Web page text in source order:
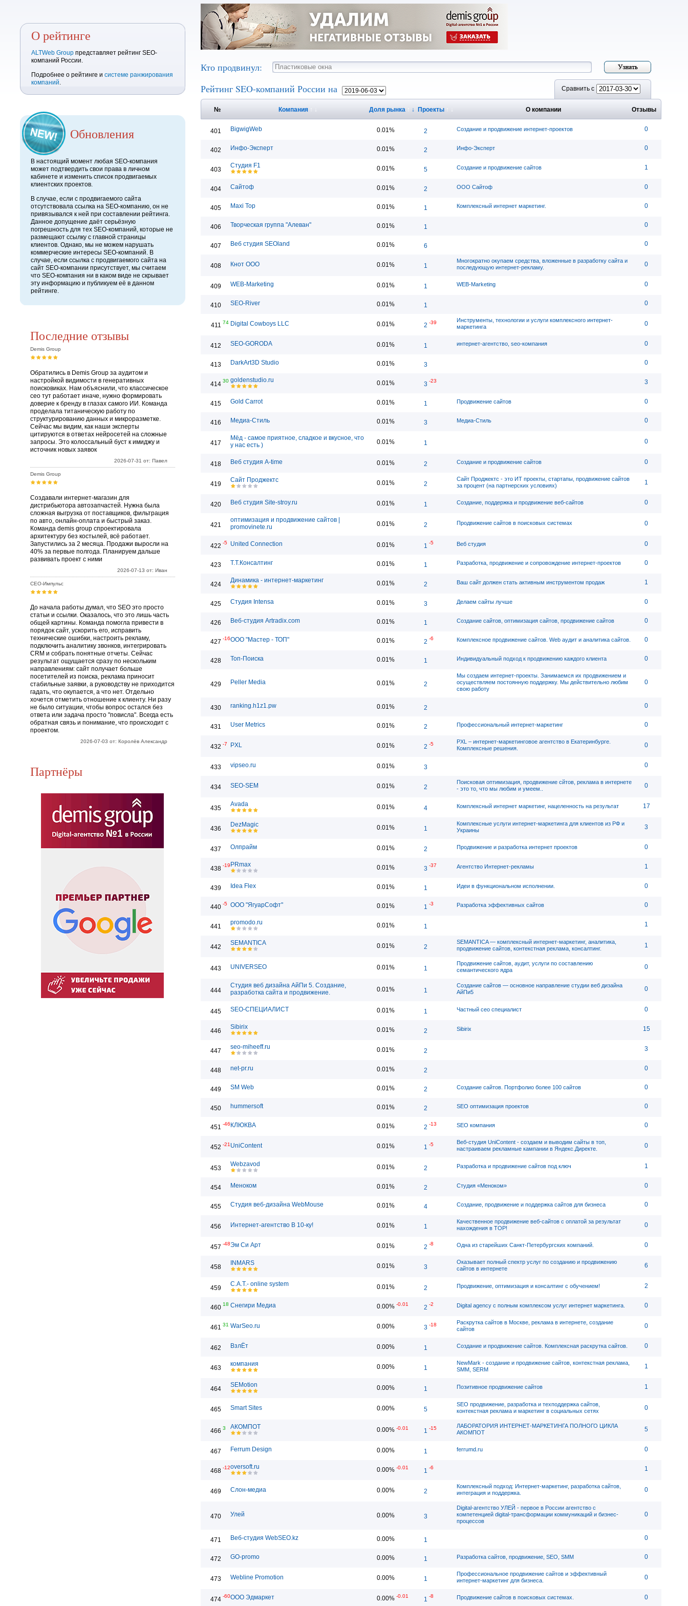
О рейтинге
ALTWeb Group представляет рейтинг SEO-
компаний России.
Подробнее о рейтинге и системе ранжирования
компаний.
Обновления
В настоящий момент любая SEO-компания
может подтвердить свои права в личном
кабинете и изменить список продвигаемых
клиентских проектов.
В случае, если с продвигаемого сайта
отсутствовала ссылка на SEO-компанию, он не
привязывался к ней при составлении рейтинга.
Данное допущение даёт серьёзную
погрешность для тех SEO-компаний, которые не
размещают ссылку с главной страницы
клиентов. Однако, мы не можем нарушать
коммерческие интересы SEO-компаний. В
случае, если ссылка с продвигаемого сайта на
сайт SEO-компании присутствует, мы считаем
что SEO-компания ни в каком виде не скрывает
эту информацию и публикуем её в данном
рейтинге.
Последние отзывы
Demis Group
Обратились в Demis Group за аудитом и
настройкой видимости в генеративных
поисковиках. Нам объяснили, что классическое
сео тут работает иначе, нужно формировать
доверие к бренду в глазах самого ИИ. Команда
проделала титаническую работу по
структурированию данных и микроразметке.
Сейчас мы видим, как наши эксперты
цитируются в ответах нейросетей на сложные
запросы. Это колоссальный буст к имиджу и
источник новых заявок
2026-07-31 от: Павел
Demis Group
Создавали интернет-магазин для
дистрибьютора автозапчастей. Нужна была
сложная выгрузка от поставщиков, фильтрация
по авто, онлайн-оплата и быстрый заказ.
Команда demis group спроектировала
архитектуру без костылей, всё работает.
Запустились за 2 месяца. Продажи выросли на
40% за первые полгода. Планируем дальше
развивать проект с ними
2026-07-13 от: Иван
СЕО-Импульс
До начала работы думал, что SEO это просто
статьи и ссылки. Оказалось, что это лишь часть
общей картины. Команда помогла привести в
порядок сайт, ускорить его, исправить
технические ошибки, настроить рекламу,
подключить аналитику звонков, интегрировать
CRM и собрать понятные отчеты. Сейчас
результат ощущается сразу по нескольким
направлениям: сайт получает больше
посетителей из поиска, реклама приносит
стабильные заявки, а руководству не приходится
гадать, что окупается, а что нет. Отдельно
хочется отметить отношение к клиенту. Ни разу
не было ситуации, чтобы вопрос остался без
ответа или задача просто "повисла". Всегда есть
обратная связь и понимание, что происходит с
проектом.
2026-07-03 от: Королёв Александр
Партнёры
Кто продвинул:
Рейтинг SEO-компаний России на
Сравнить с
№ Компания Доля рынка ↓ Проекты О компании Отзывы
401 BigwigWeb 0.01% 2 Создание и продвижение интернет-проектов 0
402 Инфо-Эксперт 0.01% 2 Инфо-Эксперт 0
403
Студия F1 0.01% 5 Создание и продвижение сайтов 1
404 Сайтоф 0.01% 2 ООО Сайтоф 0
405 Maxi Top 0.01% 1 Комплексный интернет маркетинг. 0
406 Творческая группа "Алеван" 0.01% 1 0
407 Веб студия SEOland 0.01% 6 0
408 Кнот ООО 0.01% 1
Многократно окупаем средства, вложенные в разработку сайта и
последующую интернет-рекламу.
0
409 WEB-Marketing 0.01% 1 WEB-Marketing 0
410 SEO-River 0.01% 1 0
411 74 Digital Cowboys LLC 0.01% 2 -39
Инструменты, технологии и услуги комплексного интернет-
маркетинга
0
412 SEO-GORODA 0.01% 1 интернет-агентство, seo-компания 0
413 DarkArt3D Studio 0.01% 3 0
414 30 goldenstudio.ru 0.01% 3 -23 3
415 Gold Carrot 0.01% 1 Продвижение сайтов 0
416 Медиа-Стиль 0.01% 3 Медиа-Стиль 0
417
Мёд - самое приятное, сладкое и вкусное, что
у нас есть )
0.01% 1 0
418 Веб студия A-time 0.01% 2 Создание и продвижение сайтов 0
419
Сайт Проджектс 0.01% 2
Сайт Проджектс - это ИТ проекты, стартапы, продвижение сайтов
за процент (на партнерских условиях)
1
420 Веб студия Site-stroy.ru 0.01% 1 Создание, поддержка и продвижение веб-сайтов 0
421
оптимизация и продвижение сайтов |
promovinete.ru
0.01% 2 Продвижение сайтов в поисковых системах 0
422 -5 United Connection 0.01% 1 -5 Веб студия 0
423 Т.Т.Консалтинг 0.01% 1 Разработка, продвижение и сопровождение интернет-проектов 0
424
Динамика - интернет-маркетинг 0.01% 2 Ваш сайт должен стать активным инструментом продаж 1
425 Студия Intensa 0.01% 3 Делаем сайты лучше 0
426 Веб-студия Artradix.com 0.01% 1 Создание сайтов, оптимизация сайтов, продвижение сайтов 0
427 -16ООО "Мастер - ТОП" 0.01% 2 -6 Комплексное продвижение сайтов. Web аудит и аналитика сайтов. 0
428 Топ-Поиска 0.01% 1 Индивидуальный подход к продвижению каждого клиента 0
429 Peller Media 0.01% 2
Мы создаем интернет-проекты. Занимаемся их продвижением и
осуществляем постоянную поддержку. Мы действительно любим
свою работу
0
430 ranking.h1z1.pw 0.01% 2 0
431 User Metrics 0.01% 2 Профессиональный интернет-маркетинг 0
432 -7 PXL 0.01% 2 -5
PXL – интернет-маркетинговое агентство в Екатеринбурге.
Комплексные решения.
0
433 vipseo.ru 0.01% 3 0
434 SEO-SEM 0.01% 2
Поисковая оптимизация, продвижение сйтов, реклама в интернете
- это то, что мы любим и умеем..
0
435
Avada 0.01% 4 Комплексный интернет маркетинг, нацеленность на результат 17
436
DezMagic 0.01% 1
Комплексные услуги интернет-маркетинга для клиентов из РФ и
Украины
3
437 Олпрайм 0.01% 2 Продвижение и разработка интернет проектов 0
438 -19 PRmax 0.01% 3 -37 Агентство Интернет-рекламы 1
439 Idea Flex 0.01% 1 Идеи в функциональном исполнении. 0
440 -5 ООО "ЯгуарСофт" 0.01% 1 -3 Разработка эффективных сайтов 0
441
promodo.ru 0.01% 1 1
442
SEMANTICA 0.01% 2
SEMANTICA — комплексный интернет-маркетинг, аналитика,
продвижение сайтов, контекстная реклама, консалтинг.
1
443 UNIVERSEO 0.01% 1
Продвижение сайтов, аудит, услуги по составлению
семантического ядра
0
444
Студия веб дизайна АйПи 5. Создание,
разработка сайта и продвижение.
0.01% 1
Создание сайтов — основное направление студии веб дизайна
АйПи5
0
445 SEO-СПЕЦИАЛИСТ 0.01% 1 Частный сео специалист 0
446
Sibirix 0.01% 2 Sibirix 15
447
seo-miheeff.ru 0.01% 2 3
448 net-pr.ru 0.01% 2 0
449 SM Web 0.01% 2 Создание сайтов. Портфолио более 100 сайтов 0
450 hummersoft 0.01% 2 SEO оптимизация проектов 0
451 -46 КЛЮКВА 0.01% 2 -13 SEO компания 0
452 -21 UniContent 0.01% 1 -5
Веб-студия UniContent - cоздаем и выводим сайты в топ,
настраиваем рекламные кампании в Яндекс.Директе.
0
453
Webzavod 0.01% 2 Разработка и продвижение сайтов под ключ 1
454 Меноком 0.01% 2 Студия «Меноком» 0
455 Студия веб-дизайна WebMouse 0.01% 4 Создание, продвижение и поддержка сайтов для бизнеса 0
456 Интернет-агентство В 10-ку! 0.01% 1
Качественное продвижение веб-сайтов с оплатой за результат
нахождения в ТОР!
0
457 -48Эм Си Арт 0.01% 2 -8 Одна из старейших Санкт-Петербургских компаний. 0
458
INMARS 0.01% 3
Оказывает полный спектр услуг по созданию и продвижению
сайтов в интернете
6
459
C.A.T.- online system 0.01% 2 Продвижение, оптимизация и консалтинг с обучением! 2
460 18 Снегири Медиа 0.00% -0.01 2 -2 Digital agency c полным комплексом услуг интернет маркетинга. 0
461 31 WarSeo.ru 0.00% 3 -18
Раскрутка сайтов в Москве, реклама в интернете, создание
сайтов
0
462 ВзлЁт 0.00% 1 Создание и продвижение сайтов. Комплексная раскрутка сайтов. 0
463
компания 0.00% 1
NewMark - создание и продвижение сайтов, контекстная реклама,
SMM, SERM
1
464
SEMotion 0.00% 1 Позитивное продвижение сайтов 1
465 Smart Sites 0.00% 5
SEO продвижение, разработка и техподдержка сайтов,
контекстная реклама и маркетинг в социальных сетях
0
466 3 АКОМПОТ 0.00% -0.01 1 -15
ЛАБОРАТОРИЯ ИНТЕРНЕТ-МАРКЕТИНГА ПОЛНОГО ЦИКЛА
АКОМПОТ
5
467 Ferrum Design 0.00% 1 ferrumd.ru 0
468 -12oversoft.ru 0.00% -0.01 1 -6 1
469 Слон-медиа 0.00% 2
Комплексный подход: Интернет-маркетинг, разработка сайтов,
интеграция и поддержка.
0
470 Улей 0.00% 3
Digital-агентство УЛЕЙ - первое в России агентство с
компетенцией digital-трансформации коммуникаций и бизнес-
процессов
0
471 Веб-студия WebSEO.kz 0.00% 1 0
472 GO-promo 0.00% 1 Разработка сайтов, продвижение, SEO, SMM 0
473 Webline Promotion 0.00% 1
Профессиональное продвижение сайтов и эффективный
интернет-маркетинг для бизнеса.
0
474 -60ООО Эдмаркет 0.00% -0.01 1 -8 Продвижение сайтов в поисковых системах. 0